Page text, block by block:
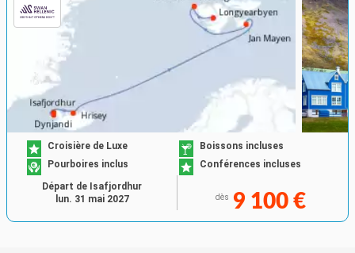
Croisière de Luxe
Boissons incluses
Pourboires inclus
Conférences incluses
dès 9 100 €
Départ de Isafjordhur
lun. 31 mai 2027